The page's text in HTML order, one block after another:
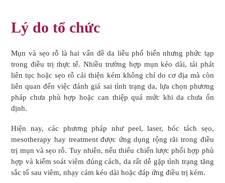
Lý do tổ chức
Mụn và sẹo rỗ là hai vấn đề da liễu phổ biến nhưng phức tạp
trong điều trị thực tế. Nhiều trường hợp mụn kéo dài, tái phát
liên tục hoặc sẹo rỗ cải thiện kém không chỉ do cơ địa mà còn
liên quan đến việc đánh giá sai tình trạng da, lựa chọn phương
pháp chưa phù hợp hoặc can thiệp quá mức khi da chưa ổn
định.
Hiện nay, các phương pháp như peel, laser, bóc tách sẹo,
mesotherapy hay treatment được ứng dụng rộng rãi trong điều
trị mụn và sẹo rỗ. Tuy nhiên, nếu thiếu chiến lược phối hợp phù
hợp và kiểm soát viêm đúng cách, da rất dễ gặp tình trạng tăng
sắc tố sau viêm, nhạy cảm kéo dài hoặc đáp ứng điều trị kém.